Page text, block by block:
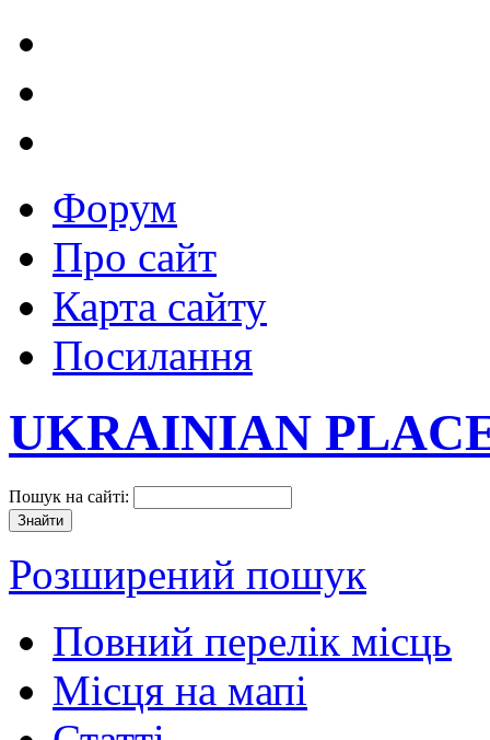
Форум
Про сайт
Карта сайту
Посилання
UKRAINIAN
Пошук на сайті:
Розширений пошук
Повний перелік місць
Місця на мапі